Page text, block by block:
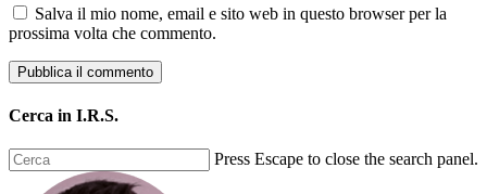
Salva il mio nome, email e sito web in questo browser per la
prossima volta che commento.
Cerca in I.R.S.
Press Escape to close the search panel.